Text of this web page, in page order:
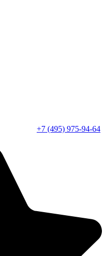
+7 (495) 975-94-64